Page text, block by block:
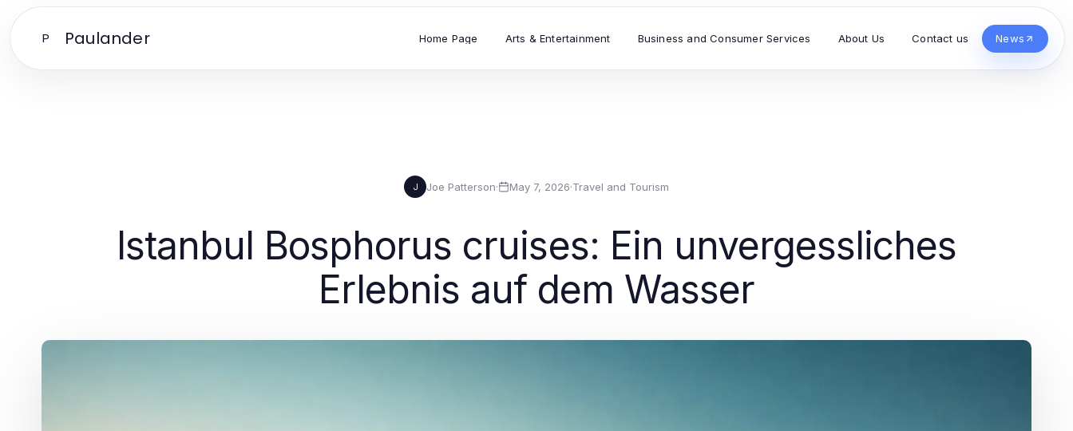
P Paulander Home Page Arts & Entertainment Business and Consumer Services About Us Contact us News
J Joe Patterson· May 7, 2026·Travel and Tourism
Istanbul Bosphorus cruises: Ein unvergessliches
Erlebnis auf dem Wasser